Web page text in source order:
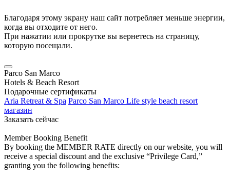
Благодаря этому экрану наш сайт потребляет меньше энергии,
когда вы отходите от него.
При нажатии или прокрутке вы вернетесь на страницу,
которую посещали.
Parco San Marco
Hotels & Beach Resort
Подарочные сертификаты
Aria Retreat & Spa Parco San Marco Life style beach resort
магазин
Заказать сейчас
Member Booking Benefit
By booking the MEMBER RATE directly on our website, you will
receive a special discount and the exclusive “Privilege Card,”
granting you the following benefits: